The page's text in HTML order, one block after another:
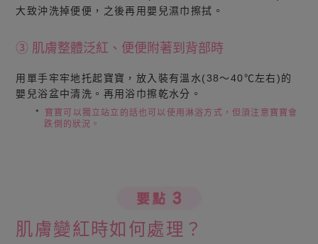
大致沖洗掉便便，之後再用嬰兒濕巾擦拭。
③ 肌膚整體泛紅、便便附著到背部時
用單手牢牢地托起寶寶，放入裝有溫水(38～40℃左右)的
嬰兒浴盆中清洗。再用浴巾擦乾水分。
*
寶寶可以獨立站立的話也可以使用淋浴方式，但須注意寶寶會
跌倒的狀況。
肌膚變紅時如何處理？